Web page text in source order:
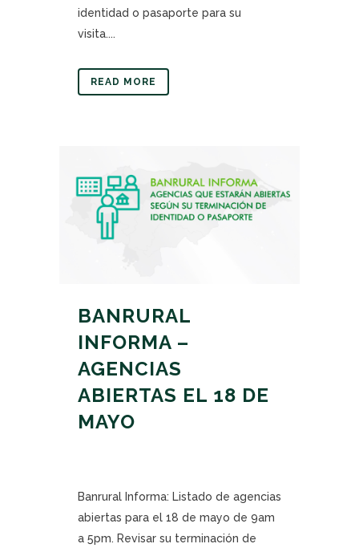
identidad o pasaporte para su
visita....
READ MORE
BANRURAL
INFORMA –
AGENCIAS
ABIERTAS EL 18 DE
MAYO
Banrural Informa: Listado de agencias
abiertas para el 18 de mayo de 9am
a 5pm. Revisar su terminación de